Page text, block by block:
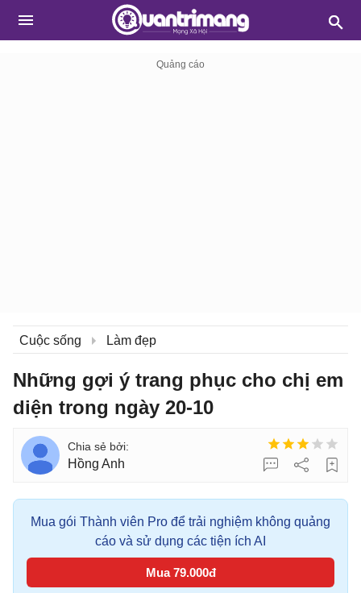
Cuộc sống Làm đẹp
Những gợi ý trang phục cho chị em
diện trong ngày 20-10
Hồng Anh
Mua gói Thành viên Pro để trải nghiệm không quảng
cáo và sử dụng các tiện ích AI
Mua 79.000đ